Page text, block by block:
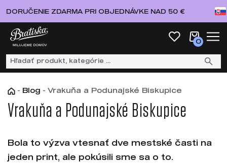
DORUČENIE ZDARMA PRI OBJEDNÁVKE NAD 50 €
0
- Blog - Vrakuňa a Podunajské Biskupice
Vrakuňa a Podunajské Biskupice
Bola to výzva vtesnať dve mestské časti na
jeden print, ale pokúsili sme sa o to.